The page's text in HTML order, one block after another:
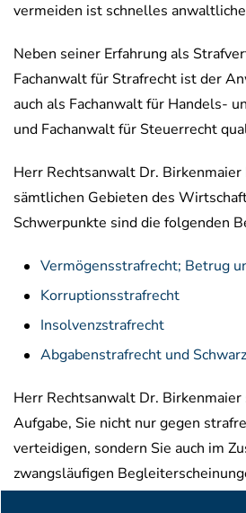
vermeiden ist schnelles
Neben seiner Erfahrung als
Fachanwalt für Strafrecht ist der
auch als Fachanwalt für Handels-
und Fachanwalt für Steuerrecht
Herr Rechtsanwalt Dr. Birkenmaier
sämtlichen Gebieten des
Schwerpunkte sind die folgenden
Vermögensstrafrecht; Betrug
Korruptionsstrafrecht
Insolvenzstrafrecht
Abgabenstrafrecht und
Herr Rechtsanwalt Dr.
Aufgabe, Sie nicht nur gegen
verteidigen, sondern Sie auch im
zwangsläufigen